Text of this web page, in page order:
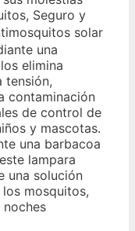
Seguro y
solar
una
elimina
tensión,
contaminación
de control de
y mascotas.
una barbacoa
lampara
una solución
mosquitos,